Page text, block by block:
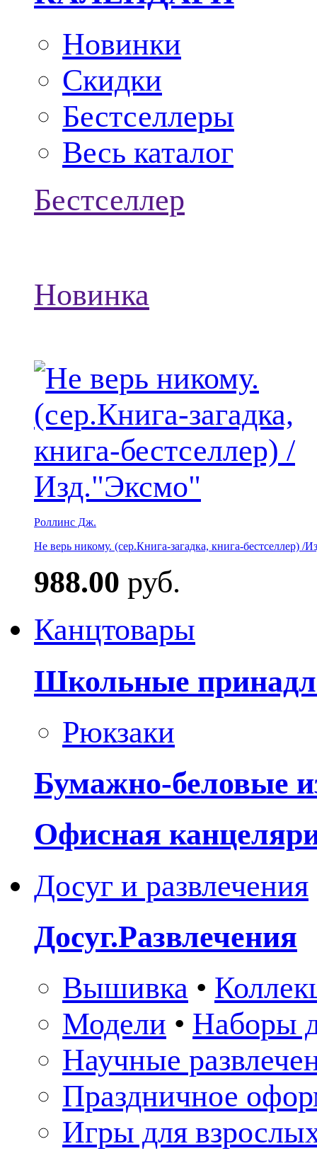
Новинки
Скидки
Бестселлеры
Весь каталог
Бестселлер
Новинка
Роллинс Дж.
Не верь никому. (сер.Книга-загадка, книга-бестселлер) /
988.00 руб.
Канцтовары
Школьные
Рюкзаки
Бумажно-беловые
Офисная
Досуг и развлечения
Досуг.Развлечения
Вышивка •
Модели • Наборы
Научные
Праздничное
Игры для